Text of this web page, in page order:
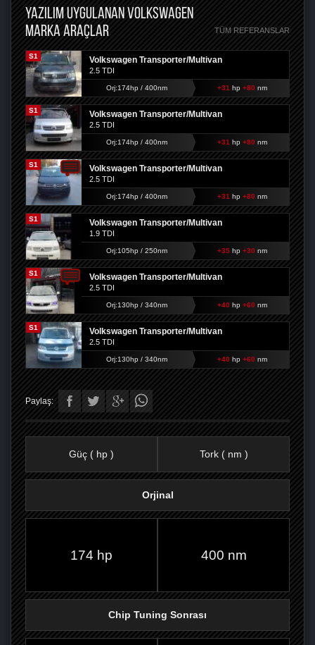
YAZILIM UYGULANAN VOLKSWAGEN
MARKA ARAÇLAR
TÜM REFERANSLAR
S1 Volkswagen Transporter/Multivan
2.5 TDI
Orj:174hp / 400nm +31 hp +80 nm
S1 Volkswagen Transporter/Multivan
2.5 TDI
Orj:174hp / 400nm +31 hp +80 nm
S1 Volkswagen Transporter/Multivan
2.5 TDI
Orj:174hp / 400nm +31 hp +80 nm
S1 Volkswagen Transporter/Multivan
1.9 TDI
Orj:105hp / 250nm +35hp +30 nm
S1 Volkswagen Transporter/Multivan
2.5 TDI
Orj:130hp / 340nm +40 hp +60 nm
S1 Volkswagen Transporter/Multivan
2.5 TDI
Orj:130hp / 340nm +40 hp +60 nm
Paylaş:
Güç ( hp ) Tork ( nm )
Orjinal
174 hp 400 nm
Chip Tuning Sonrası